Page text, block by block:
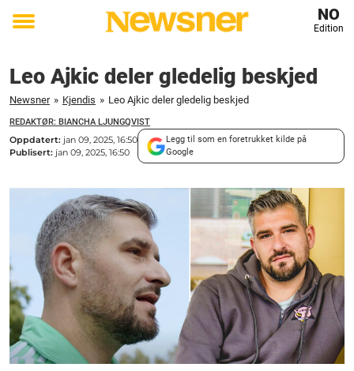
Toggle
NO
Edition
Leo Ajkic deler gledelig beskjed
Newsner » Kjendis » Leo Ajkic deler gledelig beskjed
REDAKTØR: BIANCHA LJUNGQVIST
Oppdatert: jan 09, 2025, 16:50
Publisert: jan 09, 2025, 16:50
Legg til som en foretrukket kilde på
Google